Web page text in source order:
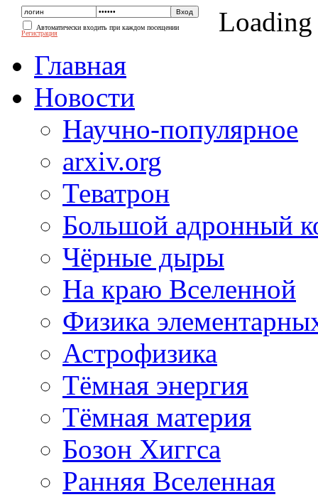
Автоматически входить при каждом посещении
Регистрация
Loading
Главная
Новости
Научно-популярное
arxiv.org
Теватрон
Большой адронный
Чёрные дыры
На краю Вселенной
Физика
Астрофизика
Тёмная энергия
Тёмная материя
Бозон Хиггса
Ранняя Вселенная